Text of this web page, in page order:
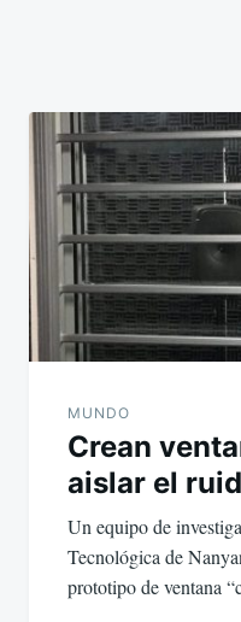
MUNDO
Crean
aislar el
Un equipo de
Tecnológica de
prototipo de ventana